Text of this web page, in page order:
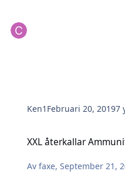
Ken1 Februari 20, 20197
XXL återkallar
Avfaxe,September 21,